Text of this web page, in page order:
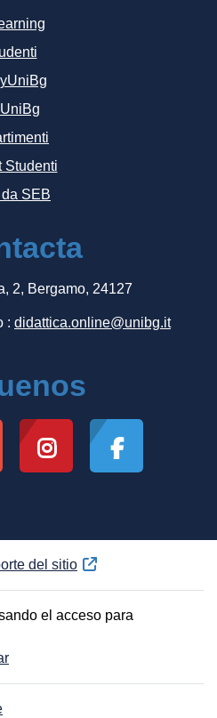
Studenti
SEB
2, Bergamo, 24127
: didattica.online@unibg.it
del sitio
el acceso para